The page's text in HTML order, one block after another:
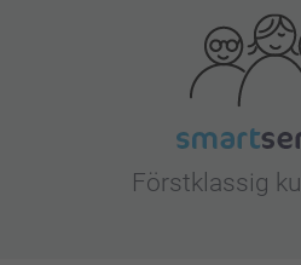
Förstklassig